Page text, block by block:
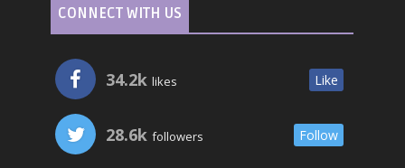
CONNECT WITH US
34.2k likes Like
28.6k followers Follow